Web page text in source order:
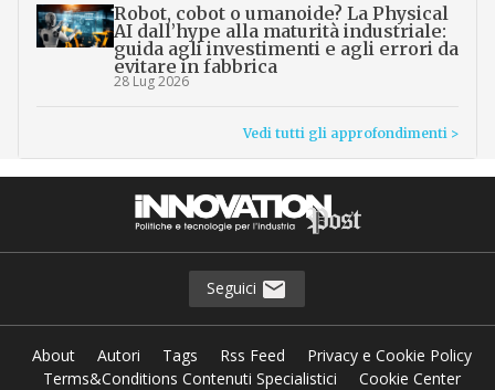
Robot, cobot o umanoide? La Physical
AI dall’hype alla maturità industriale:
guida agli investimenti e agli errori da
evitare in fabbrica
28 Lug 2026
Vedi tutti gli approfondimenti >
Seguici
About Autori Tags Rss Feed
Privacy e Cookie Policy
Terms&Conditions Contenuti Specialistici
Cookie Center